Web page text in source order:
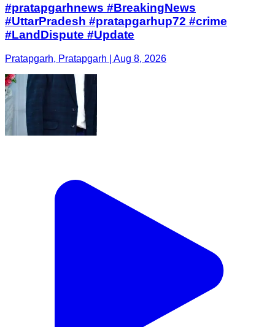
#pratapgarhnews #BreakingNews
#UttarPradesh #pratapgarhup72 #crime
#LandDispute #Update
Pratapgarh, Pratapgarh | Aug 8, 2026